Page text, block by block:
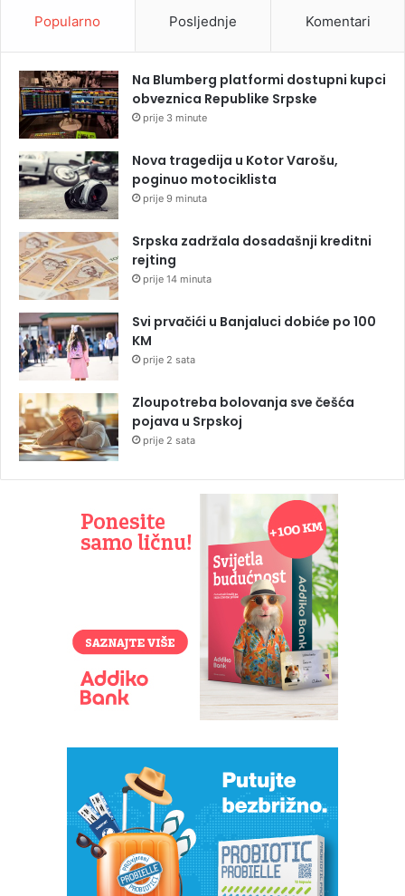
Popularno Posljednje Komentari
Na Blumberg platformi dostupni kupci
obveznica Republike Srpske
prije 3 minute
Nova tragedija u Kotor Varošu,
poginuo motociklista
prije 9 minuta
Srpska zadržala dosadašnji kreditni
rejting
prije 14 minuta
Svi prvačići u Banjaluci dobiće po 100
KM
prije 2 sata
Zloupotreba bolovanja sve češća
pojava u Srpskoj
prije 2 sata